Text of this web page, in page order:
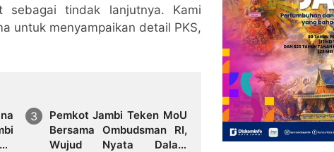
sebagai tindak lanjutnya. Kami
untuk menyampaikan detail PKS,
Pemkot Jambi Teken MoU
Bersama Ombudsman RI,
Wujud Nyata Dalam